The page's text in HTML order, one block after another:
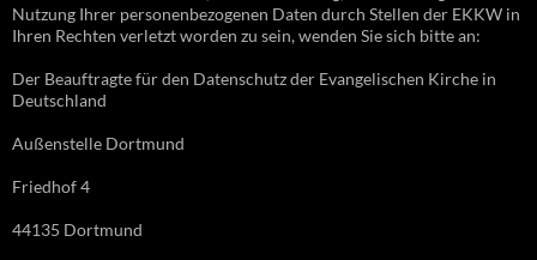
Nutzung Ihrer personenbezogenen Daten durch Stellen der EKKW in
Ihren Rechten verletzt worden zu sein, wenden Sie sich bitte an:
Der Beauftragte für den Datenschutz der Evangelischen Kirche in
Deutschland
Außenstelle Dortmund
Friedhof 4
44135 Dortmund